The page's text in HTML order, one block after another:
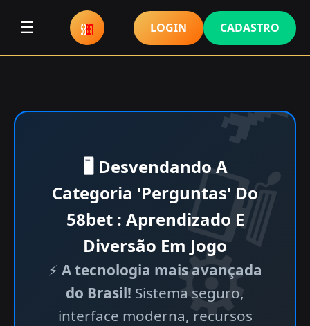
☰ LOGIN CADASTRO
🖥 Desvendando A
Categoria 'Perguntas' Do
58bet : Aprendizado E
Diversão Em Jogo
⚡ A tecnologia mais avançada
do Brasil! Sistema seguro,
interface moderna, recursos